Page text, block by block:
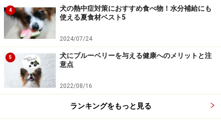
腎臓からナトリウムと共に排泄されますが、腎臓の機能
が落ちている犬はカリウムが体に溜まりやすくなり、低
血圧や不整脈などの心臓疾患の兆候が出てきます。その
ため、腎臓病や心臓病の犬は要注意です。一部の利尿剤
ではカリウムを体内に残す作用があるため、これらの薬
とバナナを併用すると高カリウム血症になる可能性があ
ります。また、マグネシウムを多く含むため、
一種であるストルバイト結晶で過去に治療したことがあ
る犬は注意が必要です。
4
犬の熱中症対策におすすめ食べ物！水分補給にも
使える夏食材ベスト5
2024/07/24
5
犬にブルーベリーを与える健康へのメリットと注
意点
2022/08/16
ランキングをもっと見る